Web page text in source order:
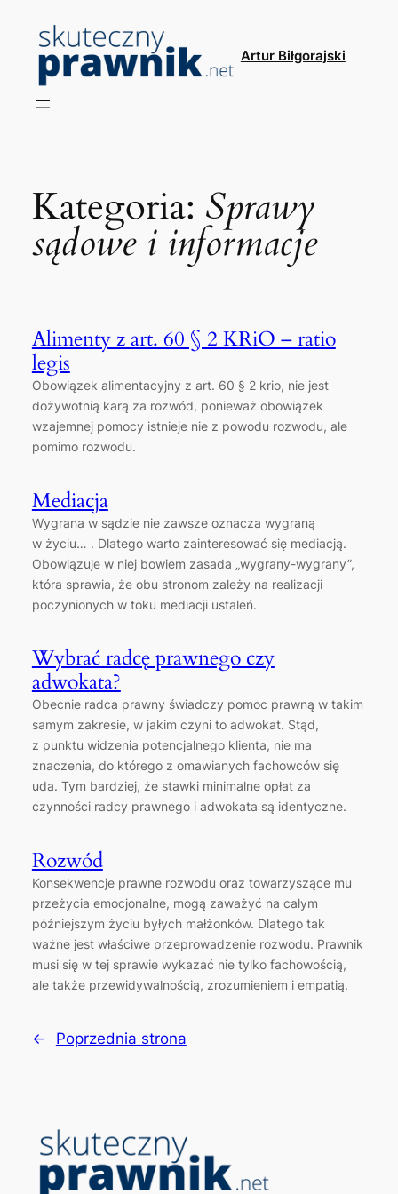
Artur Biłgorajski
Kategoria: Sprawy
sądowe i informacje
Alimenty z art. 60 § 2 KRiO – ratio
legis
Obowiązek alimentacyjny z art. 60 § 2 krio, nie jest
dożywotnią karą za rozwód, ponieważ obowiązek
wzajemnej pomocy istnieje nie z powodu rozwodu, ale
pomimo rozwodu.
Mediacja
Wygrana w sądzie nie zawsze oznacza wygraną
w życiu… . Dlatego warto zainteresować się mediacją.
Obowiązuje w niej bowiem zasada „wygrany-wygrany”,
która sprawia, że obu stronom zależy na realizacji
poczynionych w toku mediacji ustaleń.
Wybrać radcę prawnego czy
adwokata?
Obecnie radca prawny świadczy pomoc prawną w takim
samym zakresie, w jakim czyni to adwokat. Stąd,
z punktu widzenia potencjalnego klienta, nie ma
znaczenia, do którego z omawianych fachowców się
uda. Tym bardziej, że stawki minimalne opłat za
czynności radcy prawnego i adwokata są identyczne.
Rozwód
Konsekwencje prawne rozwodu oraz towarzyszące mu
przeżycia emocjonalne, mogą zaważyć na całym
późniejszym życiu byłych małżonków. Dlatego tak
ważne jest właściwe przeprowadzenie rozwodu. Prawnik
musi się w tej sprawie wykazać nie tylko fachowością,
ale także przewidywalnością, zrozumieniem i empatią.
← Poprzednia strona